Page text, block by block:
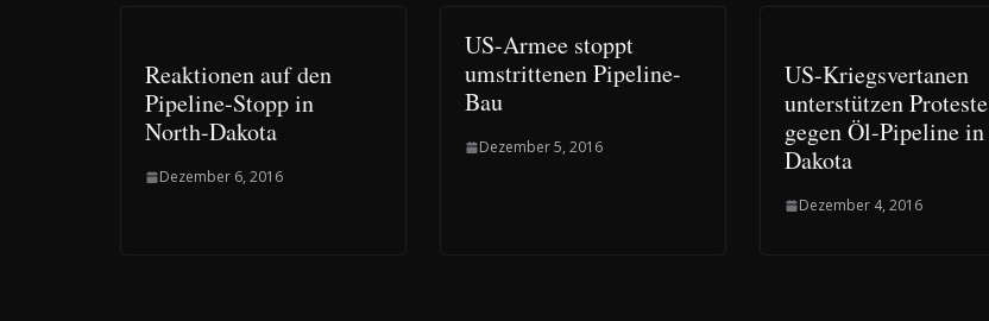
Reaktionen auf den
Pipeline-Stopp in
North-Dakota
Dezember 6, 2016
US-Armee stoppt
umstrittenen Pipeline-
Bau
Dezember 5, 2016
US-Kriegsvertanen
unterstützen Proteste
gegen Öl-Pipeline in
Dakota
Dezember 4, 2016